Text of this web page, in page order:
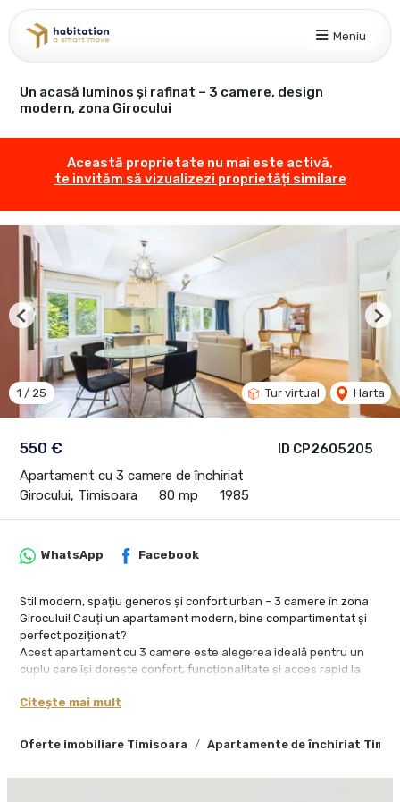
Meniu
Un acasă luminos și rafinat – 3 camere, design
modern, zona Girocului
Această proprietate nu mai este activă,
te invităm să vizualizezi proprietăți similare
ID CP2605205
550 €
Apartament cu 3 camere de închiriat
Girocului, Timisoara
80 mp 1985
1 / 25 Tur virtual Harta
Previous
Oferte imobiliare Timisoara Apartamente de închiriat
WhatsApp Facebook
Stil modern, spațiu generos și confort urban – 3 camere în zona
Girocului! Cauți un apartament modern, bine compartimentat și
perfect poziționat?
Acest apartament cu 3 camere este alegerea ideală pentru un
cuplu care își dorește confort, funcționalitate și acces rapid la
dar și conectivitate urbană.
Citește mai mult